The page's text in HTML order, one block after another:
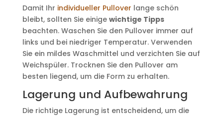
Damit Ihr individueller Pullover lange schön
bleibt, sollten Sie einige wichtige Tipps
beachten. Waschen Sie den Pullover immer auf
links und bei niedriger Temperatur. Verwenden
Sie ein mildes Waschmittel und verzichten Sie auf
Weichspüler. Trocknen Sie den Pullover am
besten liegend, um die Form zu erhalten.
Lagerung und Aufbewahrung
Die richtige Lagerung ist entscheidend, um die